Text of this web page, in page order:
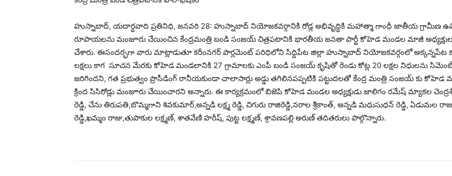
హుస్నాబాద్, యదార్ధవాది ప్రతినిధి, జనవరి 28: హుస్నాబాద్ నియోజకవర్గానికి రోడ్ల అభివృద్ధికి మహాత్మా గాంధీ జాతీయ గ్రామీణ ఉపాధి
రూపాయలను మంజూరు చేయించిన కేంద్రమంత్రి బండి సంజయ్ చిత్రపటానికి భారతీయ జనతా పార్టీ కోహెడ మండల మాజీ
చేశారు. ఈసందర్భగా వారు మాట్లాడుతూ కరీంనగర్ పార్లమెంట్ పరిధిలోని సిద్దిపేట జిల్లా హుస్నాబాద్ నియోజకవర్గంలో అక్కన్నపేట కు
లక్షలు కాగ సూచన మేరకు కోహెడ మండలానికి 27 గ్రామాలకు ఎంపీ బండి సంజయ్ కృషితో రెండు కోట్ల 20 లక్షల నిధులను
జరిగిందని, గత ప్రభుత్వం ప్రొసీడింగ్ రానీయకుండా చాలాసార్లు అడ్డు తగిలినపప్పటికి పట్టుదలతో కేంద్ర మంత్రి సంజయ్ కు
క్రింద సిసిరోడ్లు మంజూరు చేయించారని అన్నారు. ఈ కార్యక్రమంలో బిజెపి కోహెడ మండల అధ్యక్షుడు జాలిగం రమేష్ మ్యాకల
రెడ్డి, చేను తిరుపతి,బొమ్మగాని శివకుమార్,అన్నడి లక్ష్మ రెడ్డి, చిగురు రాజిరెడ్డి,నరాల శ్రీకాంత్, అన్నడి మధుసుధన్ రెడ్డి,
రెడ్డి,ఖమ్మం రాజు,తుపాకుల లక్ష్మణ్, శాతవేణి హరీష్, పుట్ట లక్ష్మణ్, శ్రావణపల్లి అరుణ్ తదితరులు పాల్గొన్నారు.